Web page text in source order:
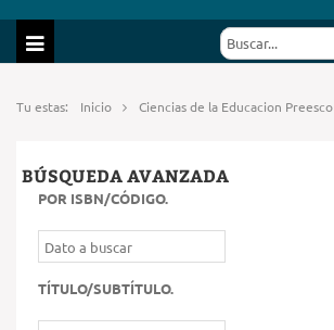
Tu estas: Inicio Ciencias de la Educacion Preesco
BÚSQUEDA AVANZADA
POR ISBN/CÓDIGO.
TÍTULO/SUBTÍTULO.